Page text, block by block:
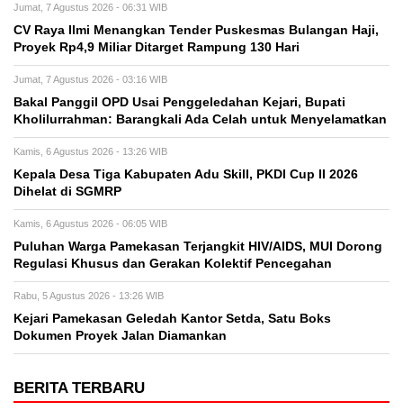
Jumat, 7 Agustus 2026 - 06:31 WIB
CV Raya Ilmi Menangkan Tender Puskesmas Bulangan Haji,
Proyek Rp4,9 Miliar Ditarget Rampung 130 Hari
Jumat, 7 Agustus 2026 - 03:16 WIB
Bakal Panggil OPD Usai Penggeledahan Kejari, Bupati
Kholilurrahman: Barangkali Ada Celah untuk Menyelamatkan
Kamis, 6 Agustus 2026 - 13:26 WIB
Kepala Desa Tiga Kabupaten Adu Skill, PKDI Cup II 2026
Dihelat di SGMRP
Kamis, 6 Agustus 2026 - 06:05 WIB
Puluhan Warga Pamekasan Terjangkit HIV/AIDS, MUI Dorong
Regulasi Khusus dan Gerakan Kolektif Pencegahan
Rabu, 5 Agustus 2026 - 13:26 WIB
Kejari Pamekasan Geledah Kantor Setda, Satu Boks
Dokumen Proyek Jalan Diamankan
BERITA TERBARU